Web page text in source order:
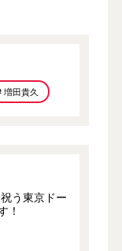
増田貴久
う東京ドー
！